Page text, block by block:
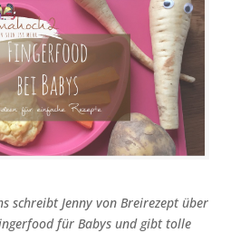
schreibt Jenny von Breirezept über
für Babys und gibt tolle